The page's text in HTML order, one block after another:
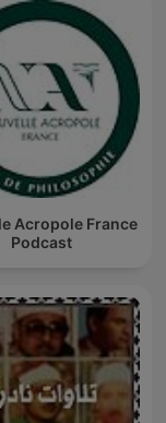
Acropole France
Podcast